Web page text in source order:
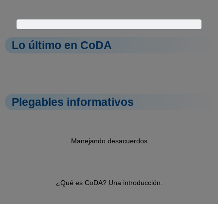
Lo último en CoDA
Plegables informativos
Manejando desacuerdos
¿Qué es CoDA? Una introducción.